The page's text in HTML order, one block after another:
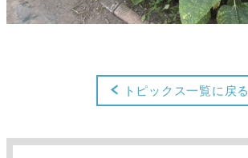
トピックス一覧に戻る